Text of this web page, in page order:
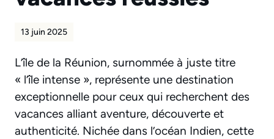
13 juin 2025
L’île de la Réunion, surnommée à juste titre
« l’île intense », représente une destination
exceptionnelle pour ceux qui recherchent des
vacances alliant aventure, découverte et
authenticité. Nichée dans l’océan Indien, cette